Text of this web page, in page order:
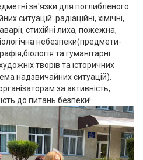
зв′язки для поглибленого
ситуацій: радіаційні, хімічні,
стихійні лиха, пожежна,
небезпеки(предмети-
та гуманітарні
творів та історичних
надзвичайних ситуацій).
за активність,
до питань безпеки!